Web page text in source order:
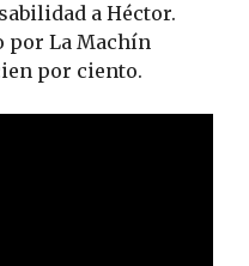
a Héctor.
por La Machín
por ciento.